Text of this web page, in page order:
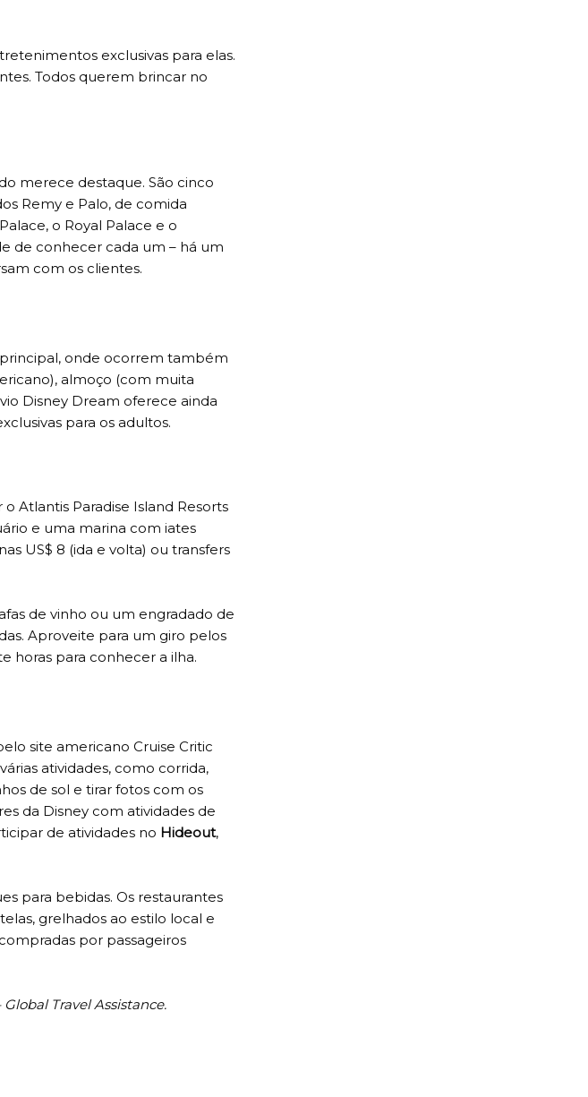
exclusivas para elas.
Todos querem brincar no
merece destaque. São cinco
Remy e Palo, de comida
o Royal Palace e o
de conhecer cada um – há um
com os clientes.
onde ocorrem também
almoço (com muita
Disney Dream oferece ainda
para os adultos.
Atlantis Paradise Island Resorts
e uma marina com iates
US$ 8 (ida e volta) ou transfers
de vinho ou um engradado de
Aproveite para um giro pelos
horas para conhecer a ilha.
site americano Cruise Critic
atividades, como corrida,
de sol e tirar fotos com os
da Disney com atividades de
de atividades no Hideout,
para bebidas. Os restaurantes
grelhados ao estilo local e
por passageiros
Travel Assistance.